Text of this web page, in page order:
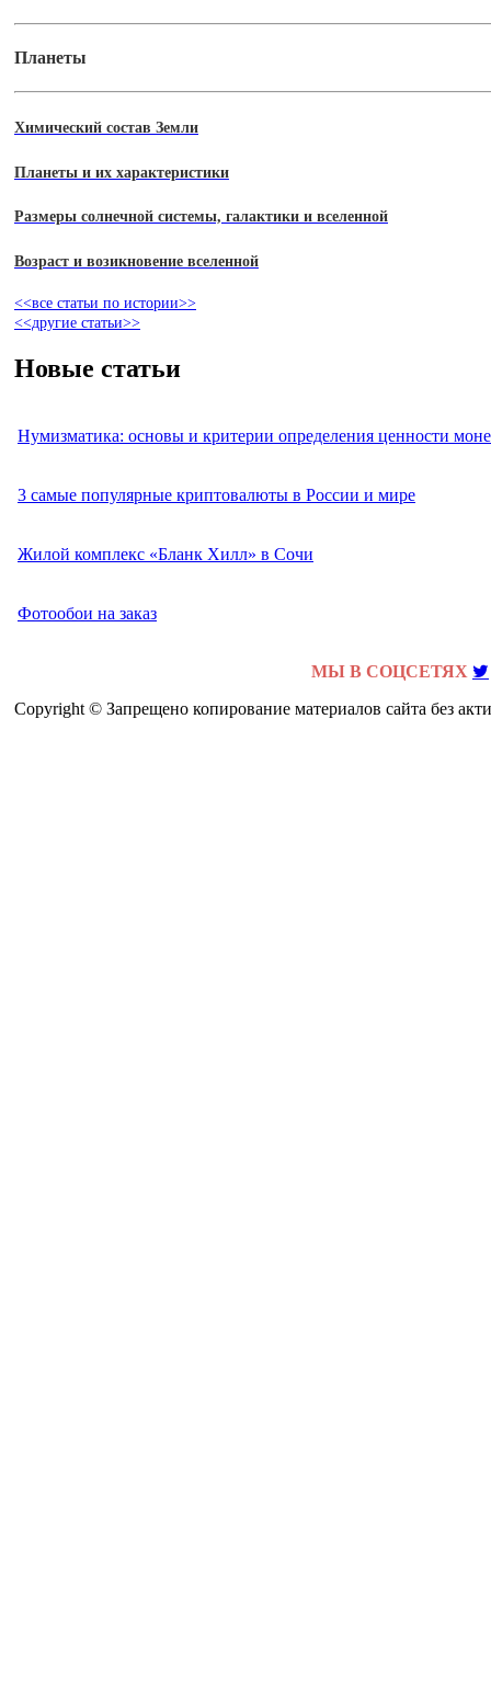
Планеты
Химический состав Земли
Планеты и их характеристики
Размеры солнечной системы, галактики и вселенной
Возраст и возикновение вселенной
<<все статьи по истории>>
<<другие статьи>>
Новые статьи
Нумизматика: основы и критерии определения ценности
3 самые популярные криптовалюты в России и мире
Жилой комплекс «Бланк Хилл» в Сочи
Фотообои на заказ
МЫ В СОЦСЕТЯХ
Copyright © Запрещено копирование материалов сайта без